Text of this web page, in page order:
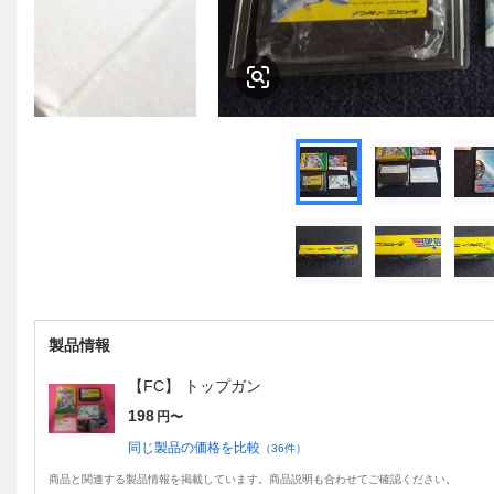
製品情報
【FC】 トップガン
198 円〜
同じ製品の価格を比較 （36件）
商品と関連する製品情報を掲載しています。商品説明も合わせてご確認ください。